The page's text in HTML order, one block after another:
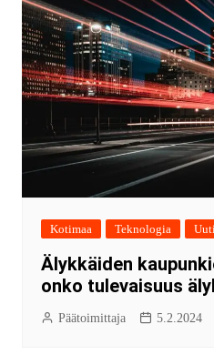
Kotimaa Teknologia
Älykkäiden
onko tulevaisuus
Päätoimittaja 5.2.2024